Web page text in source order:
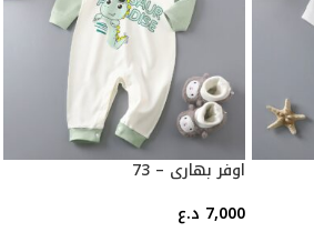
اوفر بهاري – 73
7,000 د.ع